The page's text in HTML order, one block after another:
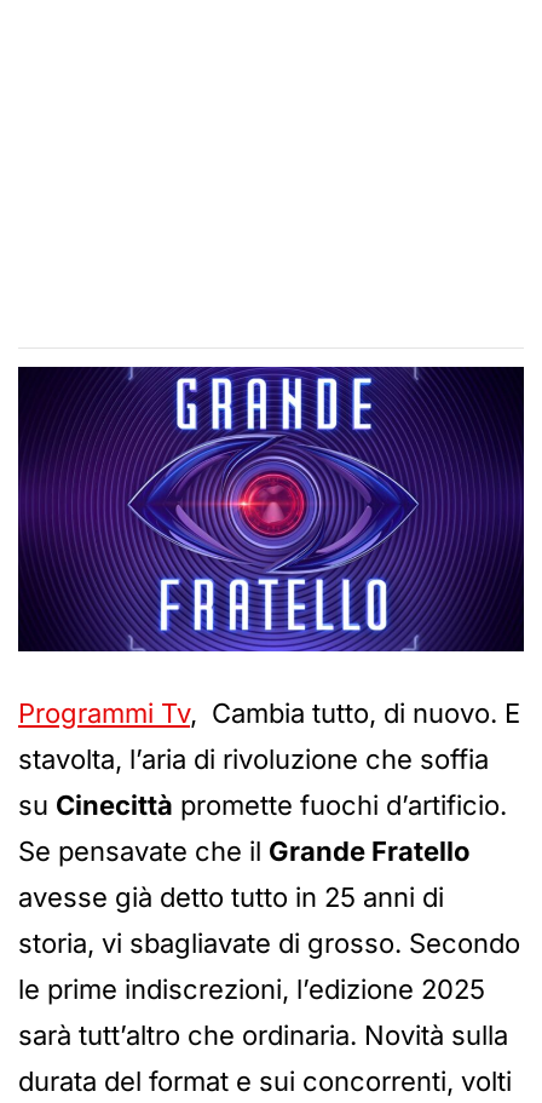
Programmi Tv, Cambia tutto, di nuovo. E
stavolta, l’aria di rivoluzione che soffia
su Cinecittà promette fuochi d’artificio.
Se pensavate che il Grande Fratello
avesse già detto tutto in 25 anni di
storia, vi sbagliavate di grosso. Secondo
le prime indiscrezioni, l’edizione 2025
sarà tutt’altro che ordinaria. Novità sulla
durata del format e sui concorrenti, volti